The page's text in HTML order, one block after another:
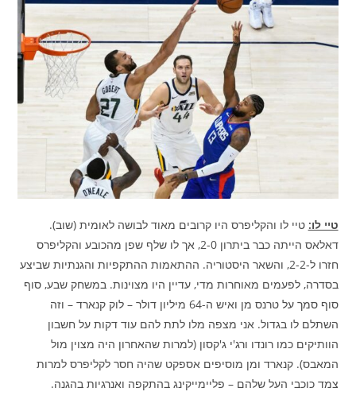
טיי לו: טיי לו והקליפרס היו קרובים מאוד לבושה לאומית (שוב).
דאלאס הייתה כבר ביתרון 2-0, אך לו שלף שפן מהכובע והקליפרס
חזרו ל-2-2, והשאר היסטוריה. ההתאמות ההתקפיות והגנתיות שביצע
בסדרה, לפעמים מאוחרות מדי, עדיין היו מצוינות. במשחק שבע, סוף
סוף סמך על טרנס מן ואיש ה-64 מיליון דולר – לוק קנארד – וזה
השתלם לו בגדול. אני מצפה מלו לתת להם עוד דקות על חשבון
הוותיקים כמו רונדו ורג'י ג'קסון (למרות שהאחרון היה מצוין מול
המאבס). קנארד ומן מוסיפים אספקט שהיה חסר לקליפרס למרות
צמד כוכבי העל שלהם – פליימייקינג בהתקפה ואנרגיות בהגנה.